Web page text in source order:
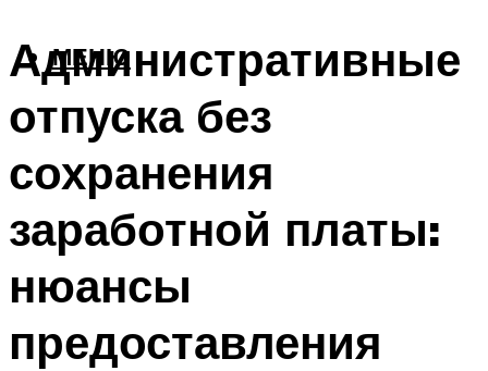
МЕНЮ
Административные
отпуска без
сохранения
заработной платы:
нюансы
предоставления